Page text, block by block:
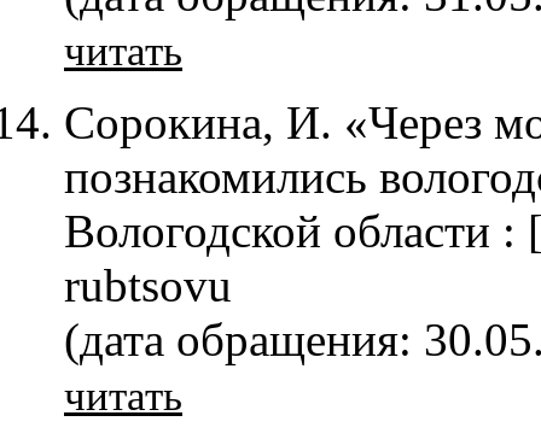
читать
Сорокина, И. «Через
познакомились
Вологодской области
rubtsovu
(дата обращения:
читать